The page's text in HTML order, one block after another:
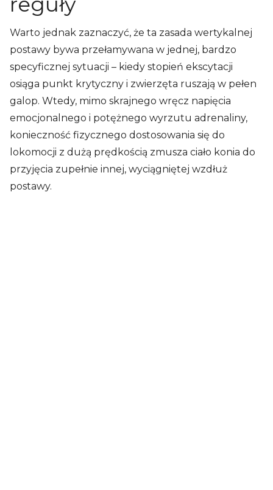
Warto jednak zaznaczyć, że ta zasada wertykalnej
postawy bywa przełamywana w jednej, bardzo
specyficznej sytuacji – kiedy stopień ekscytacji
osiąga punkt krytyczny i zwierzęta ruszają w pełen
galop. Wtedy, mimo skrajnego wręcz napięcia
emocjonalnego i potężnego wyrzutu adrenaliny,
konieczność fizycznego dostosowania się do
lokomocji z dużą prędkością zmusza ciało konia do
przyjęcia zupełnie innej, wyciągniętej wzdłuż
postawy.